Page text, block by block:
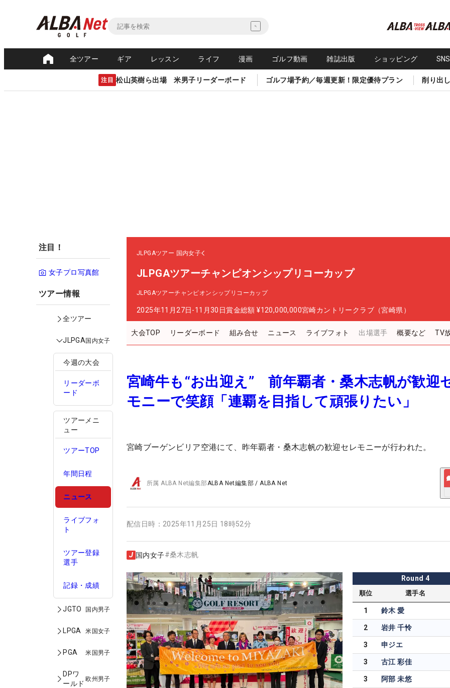
全ツアー ギア レッスン ライフ 漫画 ゴルフ動画 雑誌出版 ショッピング
注目 松山英樹ら出場 米男子リーダーボード ゴルフ場予約／毎週更新！限定優待プラン 削り出
注目！
女子プロ写真館
ツアー情報
全ツアー
JLPGA国内女子
今週の大会
リーダーボ
ード
ツアーメニ
ュー
ツアーTOP
年間日程
ニュース
ライブフォ
ト
ツアー登録
選手
記録・成績
JGTO 国内男子
LPGA 米国女子
PGA 米国男子
DPワ
ールド
欧州男子
JLPGAツアー 国内女子
JLPGAツアーチャンピオンシップリコーカップ
JLPGAツアーチャンピオンシップリコーカップ
2025年11月27日-11月30日賞金総額 ¥120,000,000宮崎カントリークラブ（宮崎県）
大会TOP リーダーボード 組み合せ ニュース ライブフォト 出場選手 概要など TV
宮崎牛も“お出迎え” 前年覇者・桑木志帆が歓迎
モニーで笑顔「連覇を目指して頑張りたい」
宮崎ブーゲンビリア空港にて、昨年覇者・桑木志帆の歓迎セレモニーが行われた。
所属ALBA Net編集部ALBA Net編集部 /ALBA Net
配信日時： 2025年11月25日 18時52分
国内女子#桑木志帆
Round 4
順位 選手名
1 鈴木 愛
2 岩井 千怜
3 申ジエ
3 古江 彩佳
3 阿部 未悠